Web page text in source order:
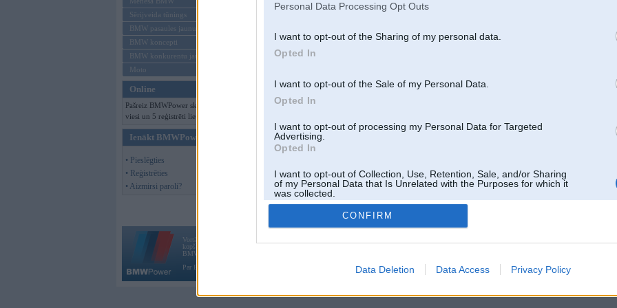
Personal Data Processing Opt Outs
I want to opt-out of the Sharing of my personal data.
Opted In
I want to opt-out of the Sale of my Personal Data.
Opted In
I want to opt-out of processing my Personal Data for Targeted
Advertising.
Opted In
I want to opt-out of Collection, Use, Retention, Sale, and/or Sharing
of my Personal Data that Is Unrelated with the Purposes for which it
was collected.
Opted Out
CONFIRM
Data Deletion Data Access Privacy Policy
Sērijveida tūnings
BMW pasaules jaunumi
BMW koncepti
BMW konkurentu jaunumi
Moto
Online
Pašreiz BMWPower skatās 109
viesi un 5 reģistrēti lietotāji.
Ienākt BMWPower
• Pieslēgties
• Reģistrēties
• Aizmirsi paroli?
Vortāls BMWPower.lv darbojas
kopš 2002. gada 14. maija. Tas nav auto klubs un nav saistīts ar
BMW AG.
Par BMWPower